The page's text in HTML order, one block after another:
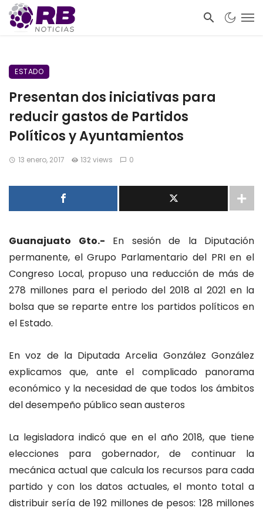
ESTADO
Presentan dos iniciativas para
reducir gastos de Partidos
Políticos y Ayuntamientos
13 enero, 2017 132 views 0
Guanajuato Gto.- En sesión de la Diputación
permanente, el Grupo Parlamentario del PRI en el
Congreso Local, propuso una reducción de más de
278 millones para el periodo del 2018 al 2021 en la
bolsa que se reparte entre los partidos políticos en
el Estado.
En voz de la Diputada Arcelia González González
explicamos que, ante el complicado panorama
económico y la necesidad de que todos los ámbitos
del desempeño público sean austeros
La legisladora indicó que en el año 2018, que tiene
elecciones para gobernador, de continuar la
mecánica actual que calcula los recursos para cada
partido y con los datos actuales, el monto total a
distribuir sería de 192 millones de pesos: 128 millones